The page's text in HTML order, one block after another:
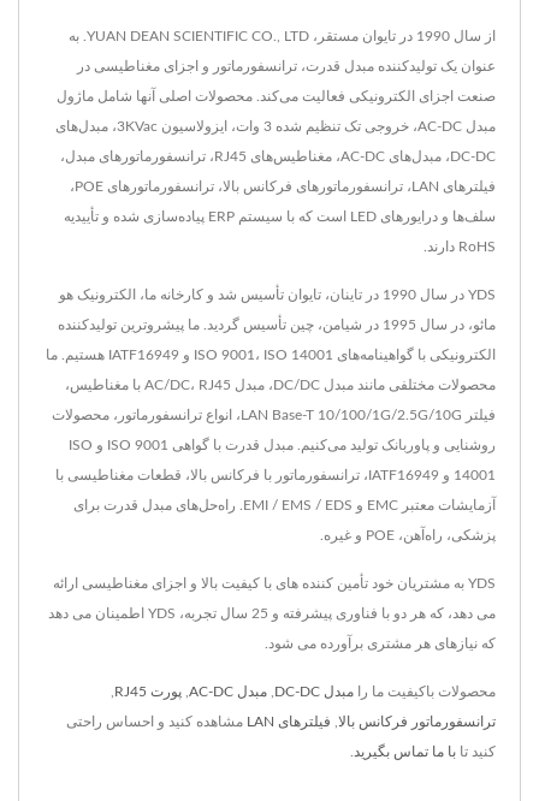
از سال 1990 در تایوان مستقر، YUAN DEAN SCIENTIFIC CO., LTD. به
عنوان یک تولیدکننده مبدل قدرت، ترانسفورماتور و اجزای مغناطیسی در
صنعت اجزای الکترونیکی فعالیت می‌کند. محصولات اصلی آنها شامل ماژول
مبدل AC-DC، خروجی تک تنظیم شده 3 وات، ایزولاسیون 3KVac، مبدل‌های
DC-DC، مبدل‌های AC-DC، مغناطیس‌های RJ45، ترانسفورماتورهای مبدل،
فیلترهای LAN، ترانسفورماتورهای فرکانس بالا، ترانسفورماتورهای POE،
سلف‌ها و درایورهای LED است که با سیستم ERP پیاده‌سازی شده و تأییدیه
RoHS دارند.
YDS در سال 1990 در تاینان، تایوان تأسیس شد و کارخانه ما، الکترونیک هو
مائو، در سال 1995 در شیامن، چین تأسیس گردید. ما پیشروترین تولیدکننده
الکترونیکی با گواهینامه‌های ISO 9001، ISO 14001 و IATF16949 هستیم. ما
محصولات مختلفی مانند مبدل DC/DC، مبدل AC/DC، RJ45 با مغناطیس،
فیلتر LAN Base-T 10/100/1G/2.5G/10G، انواع ترانسفورماتور، محصولات
روشنایی و پاوربانک تولید می‌کنیم. مبدل قدرت با گواهی ISO 9001 و ISO
14001 و IATF16949، ترانسفورماتور با فرکانس بالا، قطعات مغناطیسی با
آزمایشات معتبر EMC و EMI / EMS / EDS. راه‌حل‌های مبدل قدرت برای
پزشکی، راه‌آهن، POE و غیره.
YDS به مشتریان خود تأمین کننده های با کیفیت بالا و اجزای مغناطیسی ارائه
می دهد، که هر دو با فناوری پیشرفته و 25 سال تجربه، YDS اطمینان می دهد
که نیازهای هر مشتری برآورده می شود.
محصولات باکیفیت ما را مبدل DC-DC مبدل AC-DC پورت RJ45
ترانسفورماتور فرکانس بالا فیلترهای LAN مشاهده کنید و احساس راحتی
کنید تا با ما تماس بگیرید